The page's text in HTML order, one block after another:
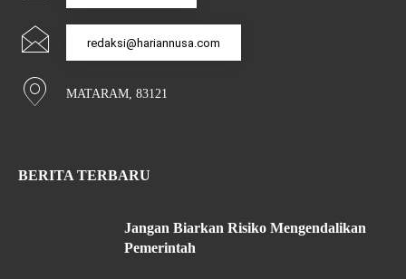
redaksi@hariannusa.com
MATARAM, 83121
BERITA TERBARU
Jangan Biarkan Risiko Mengendalikan
Pemerintah